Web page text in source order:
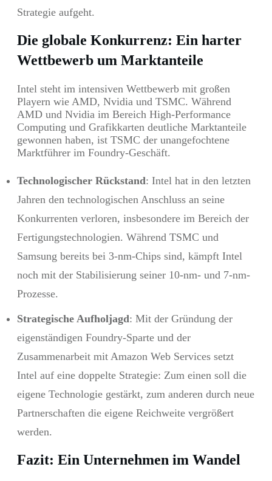
Strategie aufgeht.
Die globale Konkurrenz: Ein harter
Wettbewerb um Marktanteile
Intel steht im intensiven Wettbewerb mit großen
Playern wie AMD, Nvidia und TSMC. Während
AMD und Nvidia im Bereich High-Performance
Computing und Grafikkarten deutliche Marktanteile
gewonnen haben, ist TSMC der unangefochtene
Marktführer im Foundry-Geschäft.
Technologischer Rückstand: Intel hat in den letzten
Jahren den technologischen Anschluss an seine
Konkurrenten verloren, insbesondere im Bereich der
Fertigungstechnologien. Während TSMC und
Samsung bereits bei 3-nm-Chips sind, kämpft Intel
noch mit der Stabilisierung seiner 10-nm- und 7-nm-
Prozesse.
Strategische Aufholjagd: Mit der Gründung der
eigenständigen Foundry-Sparte und der
Zusammenarbeit mit Amazon Web Services setzt
Intel auf eine doppelte Strategie: Zum einen soll die
eigene Technologie gestärkt, zum anderen durch neue
Partnerschaften die eigene Reichweite vergrößert
werden.
Fazit: Ein Unternehmen im Wandel